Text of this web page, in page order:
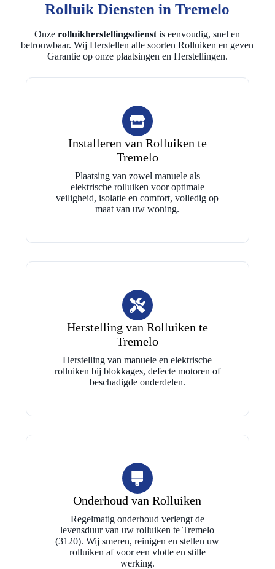
Rolluik Diensten in Tremelo
Onzerolluikherstellingsdienst is eenvoudig, snel en
betrouwbaar. Wij Herstellen alle soorten Rolluiken en geven
Garantie op onze plaatsingen en Herstellingen.
Installeren van Rolluiken te
Tremelo
Plaatsing van zowel manuele als
elektrische rolluiken voor optimale
veiligheid, isolatie en comfort, volledig op
maat van uw woning.
Herstelling van Rolluiken te
Tremelo
Herstelling van manuele en elektrische
rolluiken bij blokkages, defecte motoren of
beschadigde onderdelen.
Onderhoud van Rolluiken
Regelmatig onderhoud verlengt de
levensduur van uw rolluiken te Tremelo
(3120). Wij smeren, reinigen en stellen uw
rolluiken af voor een vlotte en stille
werking.